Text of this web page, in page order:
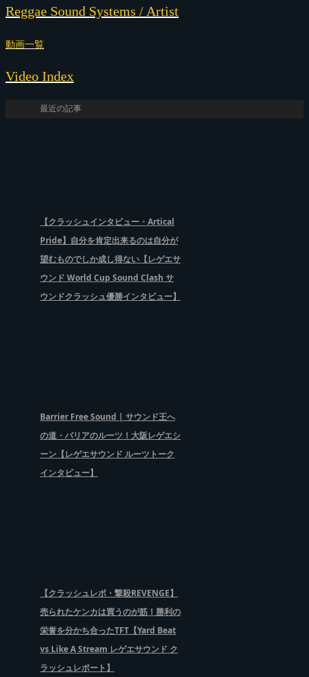
Reggae Sound Systems / Artist
動画一覧
Video Index
最近の記事
【クラッシュインタビュー・Artical
Pride】自分を肯定出来るのは自分が
望むものでしか成し得ない【レゲエサ
ウンド World Cup Sound Clash サ
ウンドクラッシュ優勝インタビュー】
Barrier Free Sound | サウンド王へ
の道・バリアのルーツ！大阪レゲエシ
ーン【レゲエサウンド ルーツトーク
インタビュー】
【クラッシュレポ・撃殺REVENGE】
売られたケンカは買うのが筋！勝利の
栄誉を分かち合ったTFT【Yard Beat
vs Like A Stream レゲエサウンド ク
ラッシュレポート】